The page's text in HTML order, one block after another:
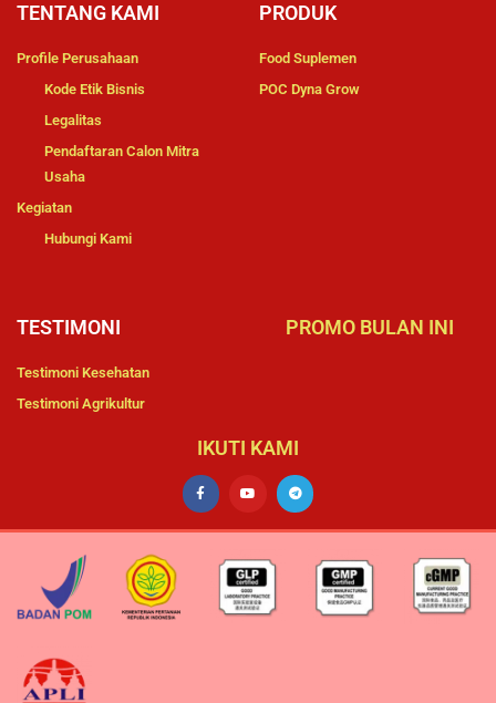
TENTANG KAMI
Profile Perusahaan
Kode Etik Bisnis
Legalitas
Pendaftaran Calon Mitra
Usaha
Kegiatan
Hubungi Kami
PRODUK
Food Suplemen
POC Dyna Grow
TESTIMONI
Testimoni Kesehatan
Testimoni Agrikultur
PROMO BULAN INI
IKUTI KAMI